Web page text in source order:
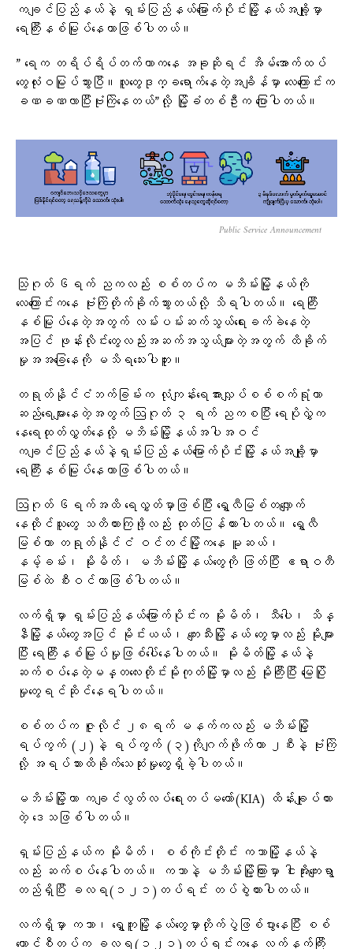
ကချင်ပြည်နယ်နဲ့ ရှမ်းပြည်နယ်မြောက်ပိုင်းမြို့နယ်အချို့မှာ
ရေကြီးနစ်မြုပ်နေတာဖြစ်ပါတယ်။
” ရေက တရိပ်ရိပ်တက်တာကနေ အခုဆိုရင် အိမ်အောက်ထပ်
တွေလုံးဝမြုပ်သွားပြီ။လူတွေဒုက္ခရောက်နေတဲ့အချိန်မှာ လေကြောင်းက
ခဏခဏလာပြီးဗုံးကြဲနေတယ်”လို့ မြို့ခံတစ်ဦးက ပြောပါတယ်။
Public Service Announcement
သြဂုတ် ၆ရက် ညကလည်း စစ်တပ်က မဘိမ်းမြို့နယ်ကို
လေကြောင်းကနေ ဗုံးကြဲတိုက်ခိုက်သွားတယ်လို့ သိရပါတယ်။ ရေကြီး
နစ်မြုပ်နေတဲ့အတွက် လမ်းပမ်းဆက်သွယ်ရေးခက်ခဲနေတဲ့
အပြင် ဖုန်းလိုင်းတွေလည်းအဆက်အသွယ်များတဲ့အတွက် ထိခိုက်
မှုအအခြေနေကို မသိရသေးပါဘူး။
တရုတ်နိုင်ငံဘက်ခြမ်းက လုံကျန်းရေအားလျှပ်စစ်စက်ရုံဟာ
ဆည်ရေများနေတဲ့အတွက် ဩဂုတ် ၃ ရက် ညကစပြီး ရေပိုလွှဲက‌
နေရေထုတ်လွှတ်နေလို့ မဘိမ်းမြို့နယ်အပါအဝင်
ကချင်ပြည်နယ်နဲ့ရှမ်းပြည်နယ်မြောက်ပိုင်းမြို့နယ်အချို့မှာ
ရေကြီးနစ်မြုပ်နေတာဖြစ်ပါတယ်။
ဩဂုတ် ၆ရက်အထိ ရေလွှတ်မှာဖြစ်ပြီး ရွှေလီမြစ်တလျှောက်
နေထိုင်သူတွေ သတိထားကြဖို့လည်း ထုတ်ပြန်ထားပါတယ်။ ရွှေလီ
မြစ်ဟာ တရုတ်နိုင်ငံ ဝင်တင်မြို့ကနေ မူဆယ်၊
နမ့်ခမ်း၊ မိုးမိတ်၊ မဘိမ်းမြို့နယ်တွေကို ဖြတ်ပြီး ဧရာဝတီ
မြစ်ထဲ စီးဝင်တာဖြစ်ပါတယ်။
လက်ရှိမှာ ရှမ်းပြည်နယ်မြောက်ပိုင်းက မိုးမိတ်၊ သီပေါ၊ သိန္
နီမြို့နယ်တွေအပြင် မိုင်းယယ်၊ ကျေးသီးမြို့နယ်‌ တွေမှာလည်း မိုးများ
ပြီး ရေကြီးနစ်မြုပ်မှုဖြစ်ပေါ်နေပါတယ်။ မိုးမိတ်မြို့နယ်နဲ့
ဆက်စပ်နေတဲ့မန္တလေးတိုင်းမိုးကုတ်မြို့မှာလည်း မိုးကြီးပြီး မြေပြို
မှုတွေရင်ဆိုင်နေရပါတယ်။
စစ်တပ်က ဇူလိုင် ၂၈ရက် မနက်ကလည်း မဘိမ်းမြို့
ရပ်ကွက် (၂)နဲ့ ရပ်ကွက် (၃)ကိုဂျက်ဖိုက်တာ ၂စီးနဲ့ ဗုံးကြဲ
လို့ အရပ်သားထိခိုက်သေဆုံးမှုတွေရှိခဲ့ပါတယ်။
မဘိမ်းမြို့ဟာ ကချင်လွတ်လပ်ရေးတပ်မတော်(KIA) ထိန်းချုပ်ထား
တဲ့ ဒေသဖြစ်ပါတယ်။
ရှမ်းပြည်နယ်က မိုးမိတ်၊ စစ်ကိုင်းတိုင်း ကသာမြို့နယ်နဲ့
လည်း ဆက်စပ်နေပါတယ်။ ကသာနဲ့ မဘိမ်းမြို့ကြားမှာ ငါးအိုးကျေးရွာ
တည်ရှိပြီး ခလရ(၁၂၁)တပ်ရင်း တပ်စွဲထားပါတယ်။
လက်ရှိမှာ ကသာ၊ ရွှေကူမြို့နယ်တွေမှာတိုက်ပွဲဖြစ်ပွားနေပြီး စစ်